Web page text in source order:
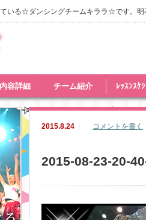
いる☆ダンシングチームキララ☆です。
容詳細 チーム紹介 ﾚｯｽﾝｽｹ
2015.8.24 コメントを書く
2015-08-23-20-